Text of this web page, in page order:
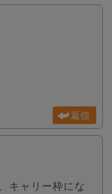
返信
キャリー枠にな